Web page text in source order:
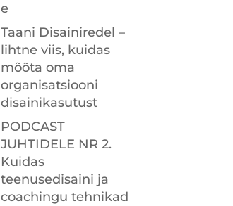
e
Taani Disainiredel –
lihtne viis, kuidas
mõõta oma
organisatsiooni
disainikasutust
PODCAST
JUHTIDELE NR 2.
Kuidas
teenusedisaini ja
coachingu tehnikad